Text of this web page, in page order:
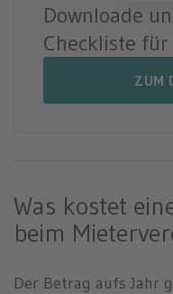
Downloade
Checkliste
ZUM
Was kostet
beim
Der Betrag aufs Jahr